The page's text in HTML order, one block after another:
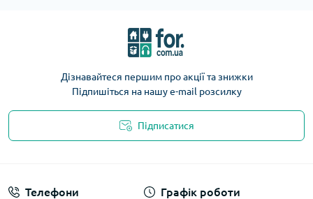
Дізнавайтеся першим про акції та знижки
Підпишіться на нашу e-mail розсилку
Підписатися
Телефони Графік роботи